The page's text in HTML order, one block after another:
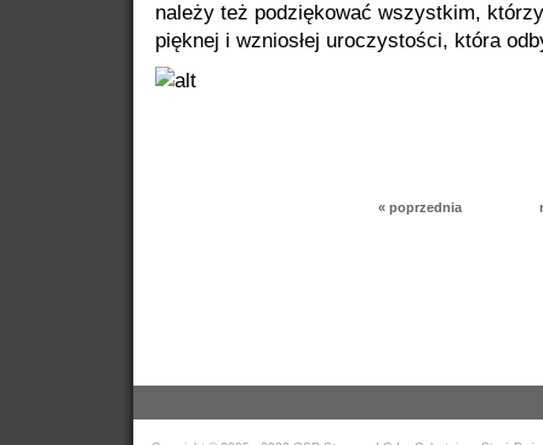
należy też podziękować wszystkim,
pięknej i wzniosłej uroczystości, która
« poprzednia